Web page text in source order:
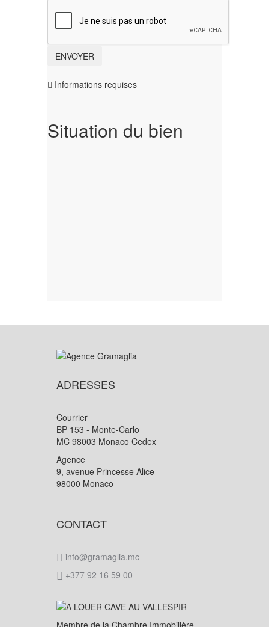
Informations requises
Situation du bien
ADRESSES
Courrier
BP 153 - Monte-Carlo
MC 98003 Monaco Cedex
Agence
9, avenue Princesse Alice
98000 Monaco
CONTACT
info@gramaglia.mc
+377 92 16 59 00
Membre de la Chambre Immobilière